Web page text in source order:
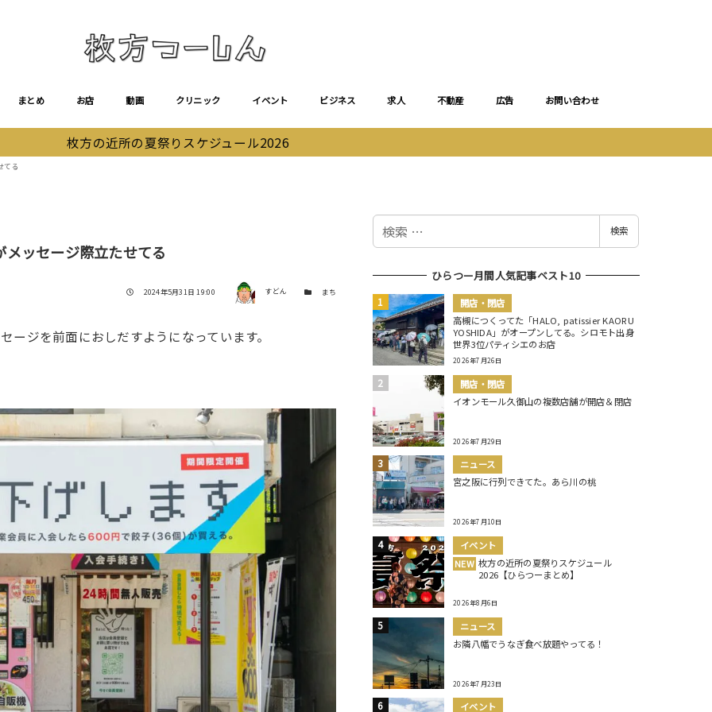
まとめ お店 動画 クリニック イベント ビジネス 求人 不動産 広告 お問い合わせ
枚方の近所の夏祭りスケジュール2026
てる
ッセージ際立たせてる
投稿日
2024年5月31日 19:00 著者 すどん カテゴリー
まち
ジを前面におしだすようになっています。
検
検索
ひらつー月間人気記事ベスト10
開店・閉店
高槻につくってた「HALO, patissier KAORU
YOSHIDA」がオープンしてる。シロモト出身
世界3位パティシエのお店
2026年7月26日
開店・閉店
イオンモール久御山の複数店舗が開店＆閉店
2026年7月29日
ニュース
宮之阪に行列できてた。あら川の桃
2026年7月10日
イベント
NEW 枚方の近所の夏祭りスケジュール
2026【ひらつーまとめ】
2026年8月6日
ニュース
お隣八幡でうなぎ食べ放題やってる！
2026年7月23日
イベント